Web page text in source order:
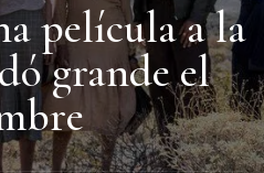
película a la
grande el